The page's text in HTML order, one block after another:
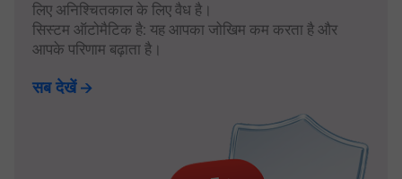
लिए अनिश्चितकाल के लिए वैध है।
सिस्टम ऑटोमैटिक है: यह आपका जोखिम कम करता है और
आपके परिणाम बढ़ाता है।
सब देखें